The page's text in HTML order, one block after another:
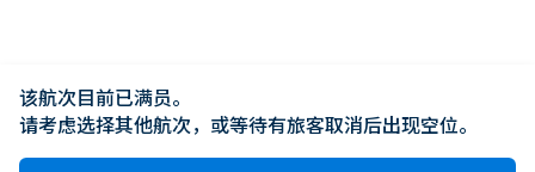
该航次目前已满员。
请考虑选择其他航次，或等待有旅客取消后出现空位。